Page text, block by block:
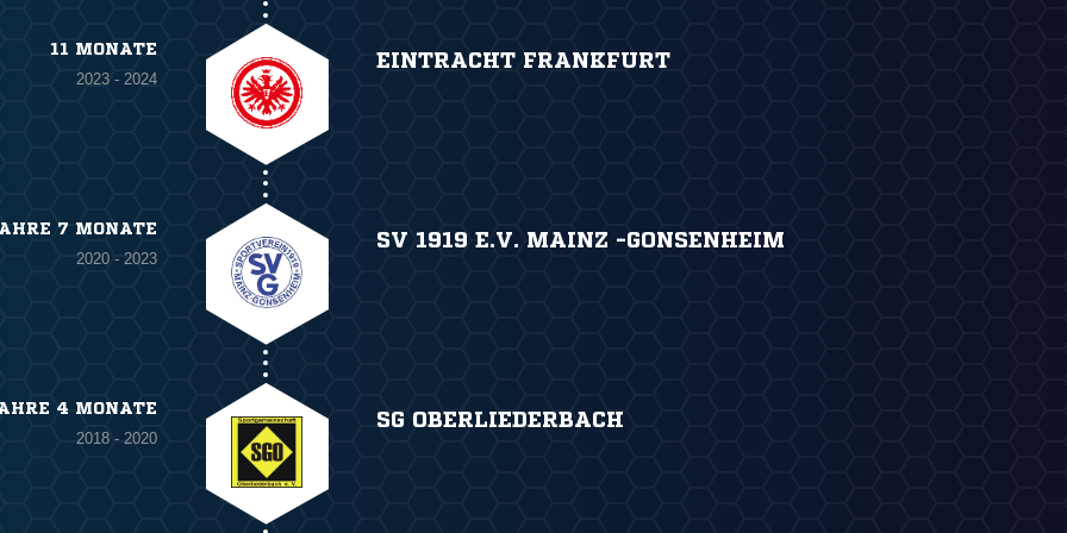
11 MONATE
2023 - 2024
EINTRACHT FRANKFURT
7 MONATE
2020 - 2023
SV 1919 E.V. MAINZ -GONSENHEIM
4 MONATE
2018 - 2020
SG OBERLIEDERBACH